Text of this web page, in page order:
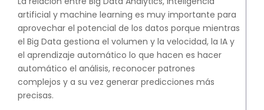
artificial y machine learning es muy importante para
aprovechar el potencial de los datos porque mientras
el Big Data gestiona el volumen y la velocidad, la IA y
el aprendizaje automático lo que hacen es hacer
automático el análisis, reconocer patrones
complejos y a su vez generar predicciones más
precisas.